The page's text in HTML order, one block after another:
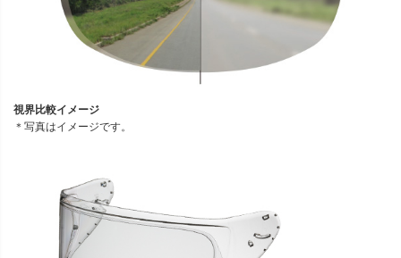
視界比較イメージ
＊写真はイメージです。